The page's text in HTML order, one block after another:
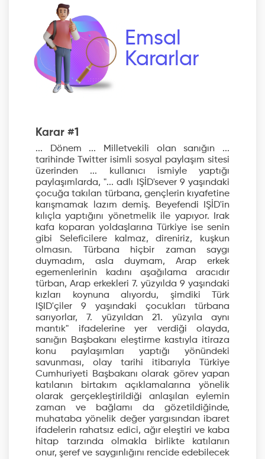
Emsal
Kararlar
Karar #1
... Dönem ... Milletvekili olan sanığın ...
tarihinde Twitter isimli sosyal paylaşım sitesi
üzerinden ... kullanıcı ismiyle yaptığı
paylaşımlarda, "... adlı IŞİD'sever 9 yaşındaki
çocuğa takılan türbana, gençlerin kıyafetine
karışmamak lazım demiş. Beyefendi IŞİD'in
kılıçla yaptığını yönetmelik ile yapıyor. Irak
kafa koparan yoldaşlarına Türkiye ise senin
gibi Seleficilere kalmaz, direniriz, kuşkun
olmasın. Türbana hiçbir zaman saygı
duymadım, asla duymam, Arap erkek
egemenlerinin kadını aşağılama aracıdır
türban, Arap erkekleri 7. yüzyılda 9 yaşındaki
kızları koynuna alıyordu, şimdiki Türk
IŞID'çiler 9 yaşındaki çocukları türbana
sarıyorlar, 7. yüzyıldan 21. yüzyıla aynı
mantık" ifadelerine yer verdiği olayda,
sanığın Başbakanı eleştirme kastıyla itiraza
konu paylaşımları yaptığı yönündeki
savunması, olay tarihi itibarıyla Türkiye
Cumhuriyeti Başbakanı olarak görev yapan
katılanın birtakım açıklamalarına yönelik
olarak gerçekleştirildiği anlaşılan eylemin
zaman ve bağlamı da gözetildiğinde,
muhataba yönelik değer yargısından ibaret
ifadelerin rahatsız edici, ağır eleştiri ve kaba
hitap tarzında olmakla birlikte katılanın
onur, şeref ve saygınlığını rencide edebilecek